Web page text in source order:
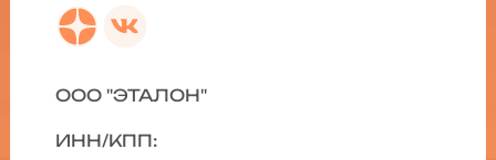
ООО "ЭТАЛОН"
ИНН/КПП: